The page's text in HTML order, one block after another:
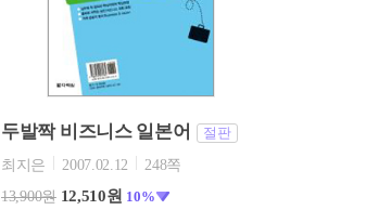
두발짝 비즈니스 일본어
절판
최지은
2007.02.12
248쪽
13,900원 12,510원 10%